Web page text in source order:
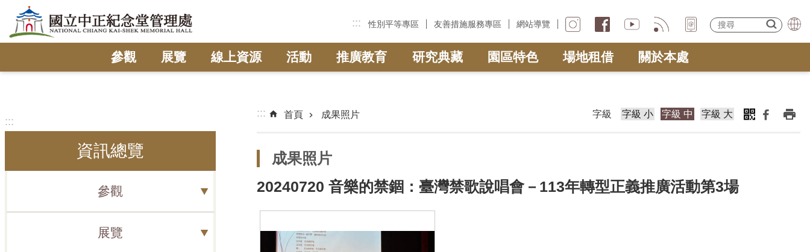
跳到主要內容區塊
::: 性別平等專區 友善措施服務專區 網站導覽
參觀 展覽 線上資源 活動 推廣教育 研究典藏 園區特色 場地租借 關於本處
:::
資訊總覽
參觀
展覽
::: 首頁 成果照片 字級 字級 小 字級 中 字級 大
成果照片
20240720 音樂的禁錮：臺灣禁歌說唱會－113年轉型正義推廣活動第3場